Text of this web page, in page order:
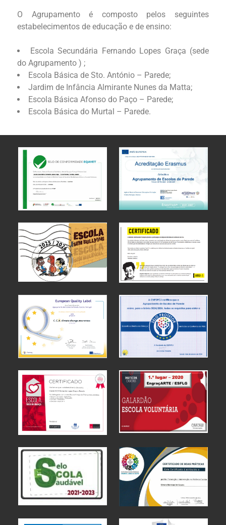
O Agrupamento é composto pelos seguintes
estabelecimentos de educação e de ensino:
Escola Secundária Fernando Lopes Graça (sede
do Agrupamento ) ;
Escola Básica de Sto. António – Parede;
Jardim de Infância Almirante Nunes da Matta;
Escola Básica Afonso do Paço – Parede;
Escola Básica do Murtal – Parede.